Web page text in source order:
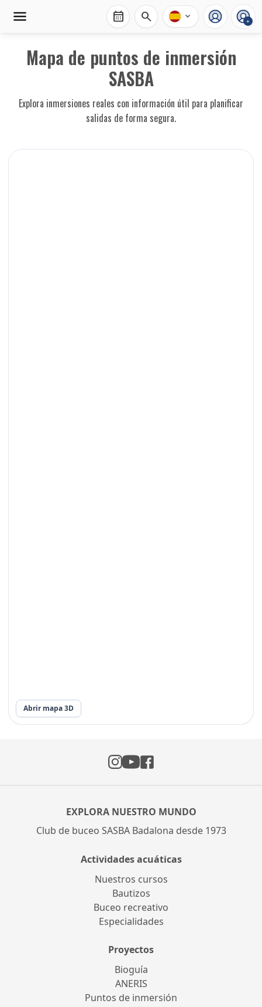
calendar_month search expand_more +
Mapa de puntos de inmersión
SASBA
Explora inmersiones reales con información útil para planificar
salidas de forma segura.
Abrir mapa 3D
EXPLORA NUESTRO MUNDO
Club de buceo SASBA Badalona desde 1973
Actividades acuáticas
Nuestros cursos
Bautizos
Buceo recreativo
Especialidades
Proyectos
Bioguía
ANERIS
Puntos de inmersión